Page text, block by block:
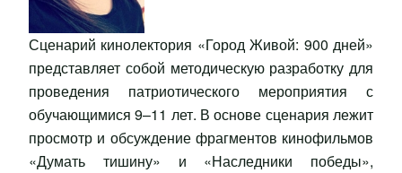
Сценарий кинолектория «Город Живой: 900 дней»
представляет собой методическую разработку для
проведения патриотического мероприятия с
обучающимися 9–11 лет. В основе сценария лежит
просмотр и обсуждение фрагментов кинофильмов
«Думать тишину» и «Наследники победы»,